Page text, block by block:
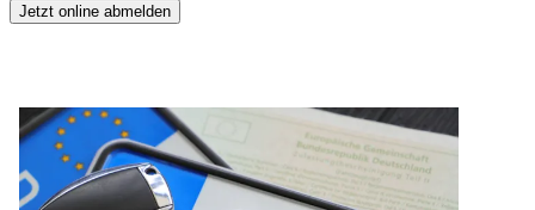
Jetzt online abmelden